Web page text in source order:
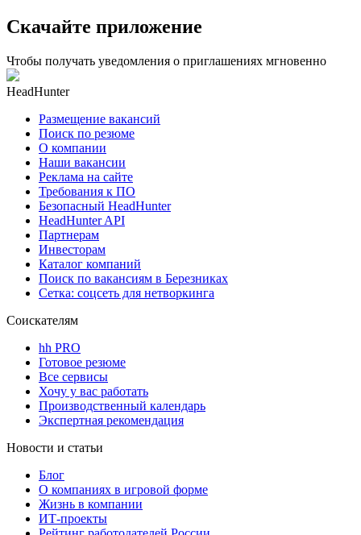
Скачайте приложение
Чтобы получать уведомления о приглашениях мгновенно
HeadHunter
Размещение вакансий
Поиск по резюме
О компании
Наши вакансии
Реклама на сайте
Требования к ПО
Безопасный HeadHunter
HeadHunter API
Партнерам
Инвесторам
Каталог компаний
Поиск по вакансиям в Березниках
Сетка: соцсеть для нетворкинга
Соискателям
hh PRO
Готовое резюме
Все сервисы
Хочу у вас работать
Производственный календарь
Экспертная рекомендация
Новости и статьи
Блог
О компаниях в игровой форме
Жизнь в компании
ИТ-проекты